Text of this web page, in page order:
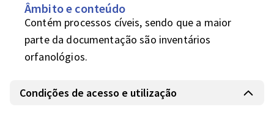
Âmbito e conteúdo
Contém processos cíveis, sendo que a maior
parte da documentação são inventários
orfanológios.
Condições de acesso e utilização